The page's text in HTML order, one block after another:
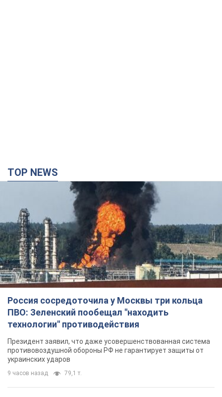
TOP NEWS
Россия сосредоточила у Москвы три кольца
ПВО: Зеленский пообещал "находить
технологии" противодействия
Президент заявил, что даже усовершенствованная система
противовоздушной обороны РФ не гарантирует защиты от
украинских ударов
9 часов назад 79,1 т.